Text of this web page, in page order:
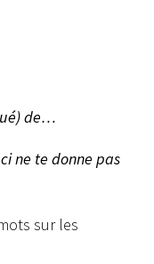
de…
ne te donne pas
sur les